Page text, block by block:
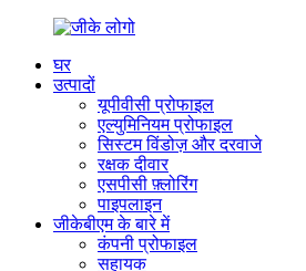
घर
उत्पादों
यूपीवीसी प्रोफाइल
एल्युमिनियम प्रोफाइल
सिस्टम विंडोज़ और दरवाजे
रक्षक दीवार
एसपीसी फ़्लोरिंग
पाइपलाइन
जीकेबीएम के बारे में
कंपनी प्रोफाइल
सहायक